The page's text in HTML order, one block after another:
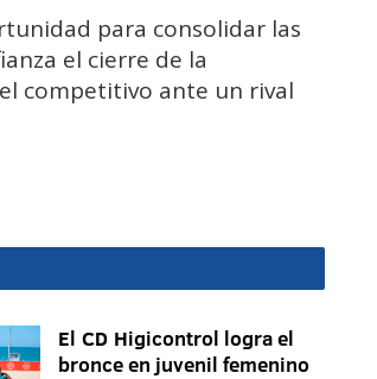
para consolidar las
el cierre de la
competitivo ante un rival
El CD Higicontrol logra el
bronce en juvenil femenino